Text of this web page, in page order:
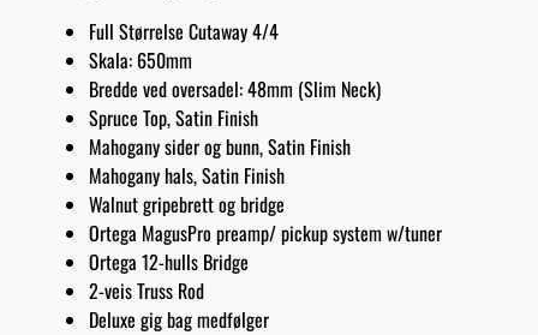
Full Størrelse Cutaway 4/4
Skala: 650mm
Bredde ved oversadel: 48mm (Slim Neck)
Spruce Top, Satin Finish
Mahogany sider og bunn, Satin Finish
Mahogany hals, Satin Finish
Walnut gripebrett og bridge
Ortega MagusPro preamp/ pickup system w/tuner
Ortega 12-hulls Bridge
2-veis Truss Rod
Deluxe gig bag medfølger